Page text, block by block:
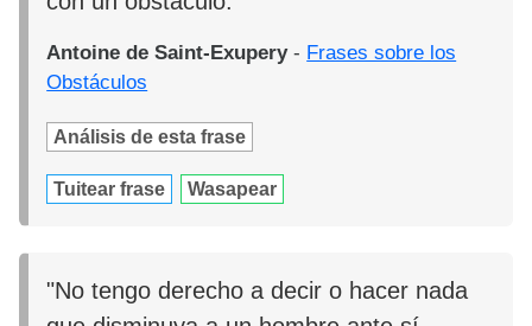
Antoine de Saint-Exupery- Frases sobre los
Obstáculos
Análisis de esta frase
Tuitear frase Wasapear
"No tengo derecho a decir o hacer nada